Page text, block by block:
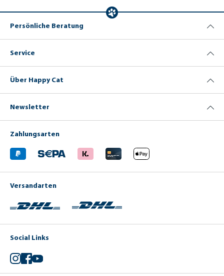
Persönliche Beratung
Service
Über Happy Cat
Newsletter
Zahlungsarten
Versandarten
Social Links
Instagram
Facebook
YouTube